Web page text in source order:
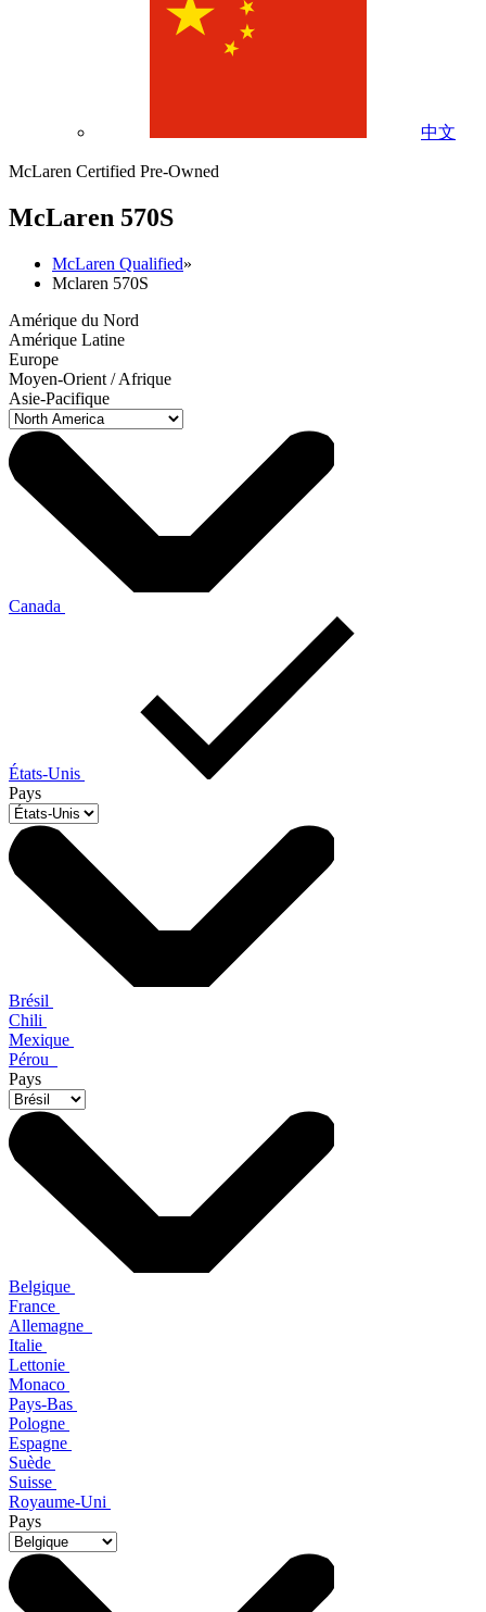
中文
McLaren Certified Pre-Owned
McLaren 570S
McLaren Qualified»
Mclaren 570S
Amérique du Nord
Amérique Latine
Europe
Moyen-Orient / Afrique
Asie-Pacifique
Canada
États-Unis
Pays
Brésil
Chili
Mexique
Pérou
Pays
Belgique
France
Allemagne
Italie
Lettonie
Monaco
Pays-Bas
Pologne
Espagne
Suède
Suisse
Royaume-Uni
Pays